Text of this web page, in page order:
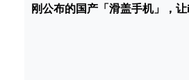
刚公布的国产「滑盖手机」，